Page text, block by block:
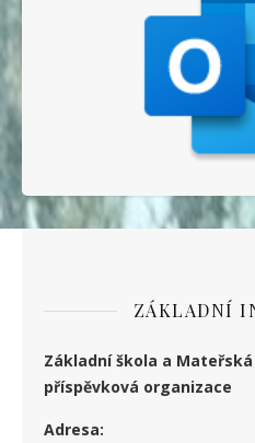
ZÁKLADNÍ
Základní škola a
příspěvková organizace
Adresa: